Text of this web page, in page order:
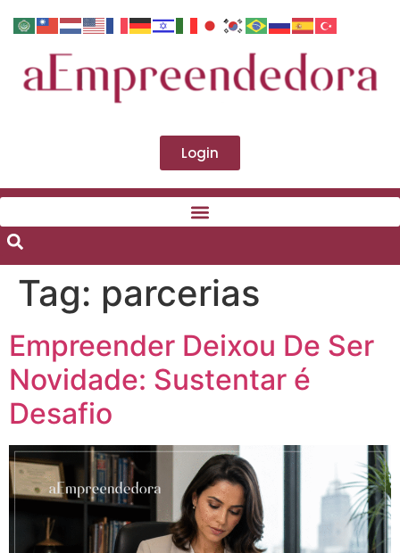
Login
Tag: parcerias
Empreender Deixou De Ser
Novidade: Sustentar é
Desafio